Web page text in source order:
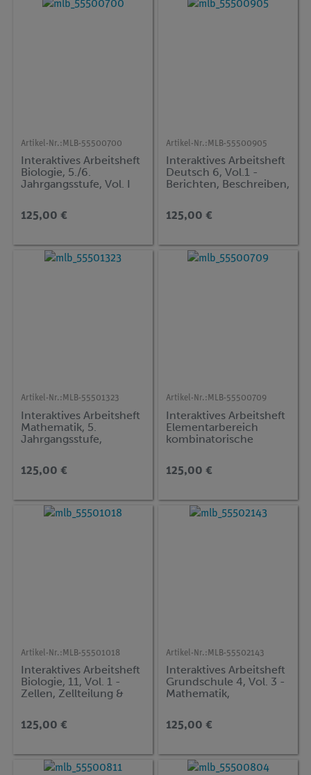
Artikel-Nr.: MLB-55500700
Interaktives Arbeitsheft
Biologie, 5./6.
Jahrgangsstufe, Vol. I
125,00 €
Artikel-Nr.: MLB-55500905
Interaktives Arbeitsheft
Deutsch 6, Vol.1 -
Berichten, Beschreiben,
125,00 €
Artikel-Nr.: MLB-55501323
Interaktives Arbeitsheft
Mathematik, 5.
Jahrgangsstufe,
125,00 €
Artikel-Nr.: MLB-55500709
Interaktives Arbeitsheft
Elementarbereich
kombinatorische
125,00 €
Artikel-Nr.: MLB-55501018
Interaktives Arbeitsheft
Biologie, 11, Vol. 1 -
Zellen, Zellteilung &
125,00 €
Artikel-Nr.: MLB-55502143
Interaktives Arbeitsheft
Grundschule 4, Vol. 3 -
Mathematik,
125,00 €